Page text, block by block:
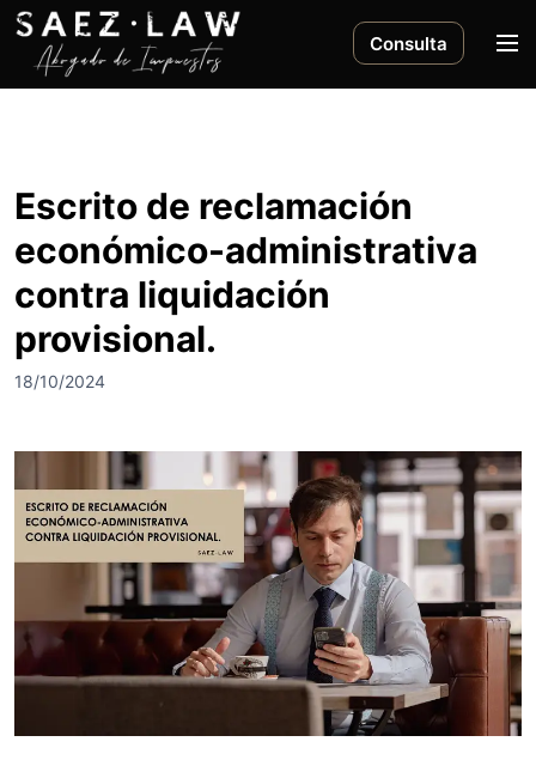
Consulta
M
Escrito de reclamación
económico-administrativa
contra liquidación
provisional.
18/10/2024